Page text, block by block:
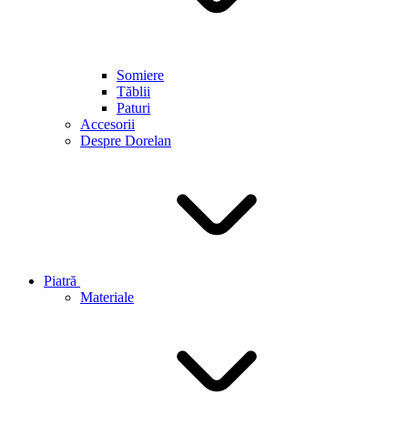
Somiere
Tăblii
Paturi
Accesorii
Despre Dorelan
Piatră
Materiale